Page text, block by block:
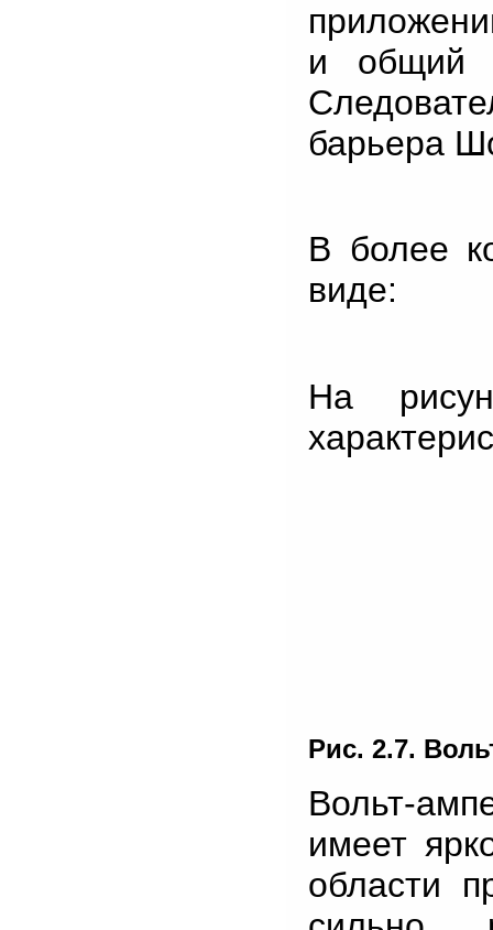
и общий
барьера
В более
виде:
На
Рис. 2.7.
Вольт-
имеет
области